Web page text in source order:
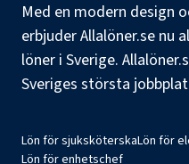
Med en modern design
erbjuder Allalöner.se nu
löner i Sverige.
Sveriges största
Lön för sjuksköterskaLön för
Lön för enhetschef